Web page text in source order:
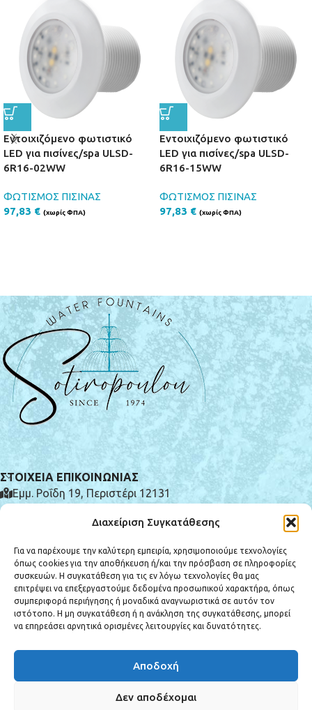
Διαχείριση Συγκατάθεσης
Για να παρέχουμε την καλύτερη εμπειρία, χρησιμοποιούμε τεχνολογίες
όπως cookies για την αποθήκευση ή/και την πρόσβαση σε πληροφορίες
συσκευών. Η συγκατάθεση για τις εν λόγω τεχνολογίες θα μας
επιτρέψει να επεξεργαστούμε δεδομένα προσωπικού χαρακτήρα, όπως
συμπεριφορά περιήγησης ή μοναδικά αναγνωριστικά σε αυτόν τον
ιστότοπο. Η μη συγκατάθεση ή η ανάκληση της συγκατάθεσης, μπορεί
να επηρεάσει αρνητικά ορισμένες λειτουργίες και δυνατότητες.
Αποδοχή
Δεν αποδέχομαι
Εντοιχιζόμενο φωτιστικό
LED για πισίνες/spa ULSD-
6R16-02WW
ΦΩΤΙΣΜΟΣ ΠΙΣΙΝΑΣ
97,83 € (χωρίς ΦΠΑ)
Εντοιχιζόμενο φωτιστικό
LED για πισίνες/spa ULSD-
6R16-15WW
ΦΩΤΙΣΜΟΣ ΠΙΣΙΝΑΣ
97,83 € (χωρίς ΦΠΑ)
ΣΤΟΙΧΕΙΑ ΕΠΙΚΟΙΝΩΝΙΑΣ
Εμμ. Ροΐδη 19, Περιστέρι 12131
(+30) 210 575 0185
ΚΑΤΗΓΟΡΙΕΣ ΠΡΟΪΟΝΤΩΝ
ΕΞΥΠΗΡΕΤΗΣΗ ΠΕΛΑΤΩΝ
Copyright © 2025 e-syntrivania.gr - All rights reserved. Created by
Vrisko.gr